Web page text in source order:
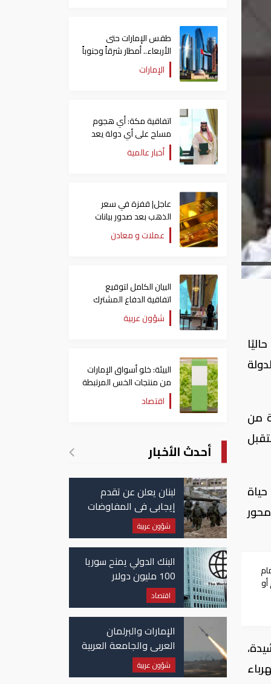
من
طقس الإمارات حتى
الأربعاء.. أمطار شرقاً وجنوباً
وانخفاض تدريجي للحرارة
الإمارات
اتفاقية مكة: أي هجوم
مسلح على أي دولة يعد
هجوما على الدول الثلاث
جميعا
أخبار عالمية
عاجل| قفزة في سعر
الذهب بعد صدور بيانات
الوظائف الأمريكية
عملات و معادن
البيان الكامل لتوقيع
اتفاقية الدفاع المشترك
بين السعودية وتركيا
وباكستان
شؤون عربية
البيئة: خلو أسواق الإمارات
من منتجات الخس المرتبطة
بتفشي داء السيكلوسبورا
اقتصاد
أحدث الأخبار
لبنان يعلن عن تقدم
إيجابي في المفاوضات
مع إسرائيل.. وأمريكا
تضغط لوقف النار في
غزة
شؤون عربية
البنك الدولي يمنح سوريا
100 مليون دولار
اقتصاد
الإمارات والبرلمان
العربي والجامعة العربية
يدينون الهجوم الحوثي
على نجران بالسعودية
شؤون عربية